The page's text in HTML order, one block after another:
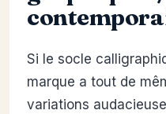
Si le socle
marque a tout de
variations